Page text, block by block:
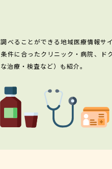
べることができる地域医療情報サイ
に合ったクリニック・病院、ド
治療・検査など）も紹介。